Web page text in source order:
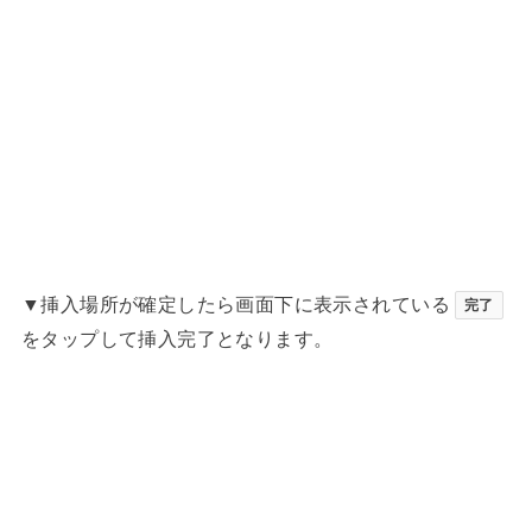
▼挿入場所が確定したら画面下に表示されている 完了
をタップして挿入完了となります。